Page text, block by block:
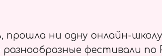
прошла ни одну онлайн-
фестивали по